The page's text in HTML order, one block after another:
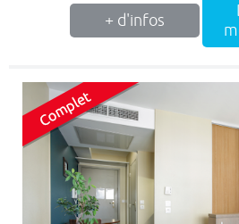
+ d'infos